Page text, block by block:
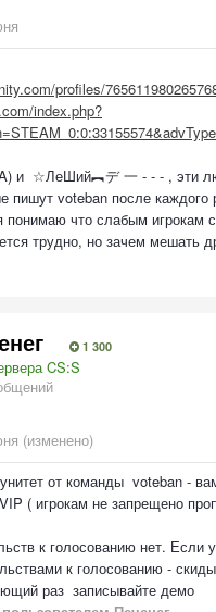
profiles/
index.php?
и ☆ЛеШий︻デ 一 - - - , эти
пишут voteban после каждого
понимаю что слабым игрокам
трудно, но зачем мешать
1 300
CS:S
(изменено)
от команды voteban -
( игрокам не запрещено
к голосованию нет. Если
к голосованию -
раз записывайте демо